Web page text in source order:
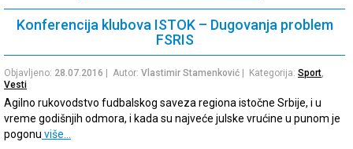
Konferencija klubova ISTOK – Dugovanja problem
FSRIS
Objavljeno: 28.07.2016 | Autor: Vlastimir Stamenković | Kategorija: Sport,
Vesti
Agilno rukovodstvo fudbalskog saveza regiona istočne Srbije, i u
vreme godišnjih odmora, i kada su najveće julske vrućine u punom je
pogonu više…